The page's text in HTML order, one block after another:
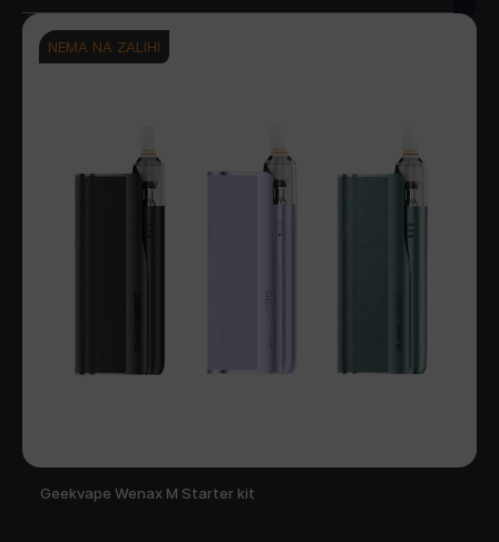
Geekvape Wenax M Starter kit
NEMA NA ZALIHI